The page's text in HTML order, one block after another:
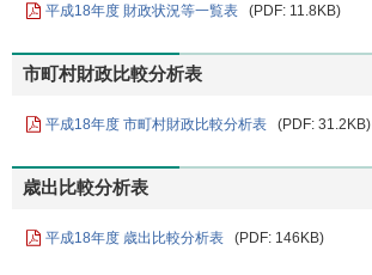
平成18年度 財政状況等一覧表 (PDF: 11.8KB)
市町村財政比較分析表
平成18年度 市町村財政比較分析表 (PDF: 31.2KB)
歳出比較分析表
平成18年度 歳出比較分析表 (PDF: 146KB)